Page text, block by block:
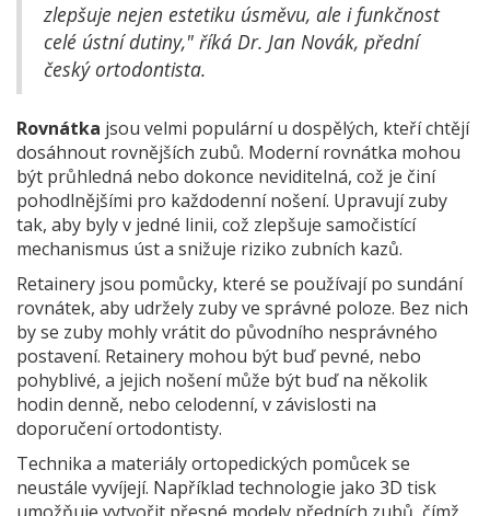
zlepšuje nejen estetiku úsměvu, ale i funkčnost
celé ústní dutiny," říká Dr. Jan Novák, přední
český ortodontista.
Rovnátka jsou velmi populární u dospělých, kteří chtějí
dosáhnout rovnějších zubů. Moderní rovnátka mohou
být průhledná nebo dokonce neviditelná, což je činí
pohodlnějšími pro každodenní nošení. Upravují zuby
tak, aby byly v jedné linii, což zlepšuje samočistící
mechanismus úst a snižuje riziko zubních kazů.
Retainery jsou pomůcky, které se používají po sundání
rovnátek, aby udržely zuby ve správné poloze. Bez nich
by se zuby mohly vrátit do původního nesprávného
postavení. Retainery mohou být buď pevné, nebo
pohyblivé, a jejich nošení může být buď na několik
hodin denně, nebo celodenní, v závislosti na
doporučení ortodontisty.
Technika a materiály ortopedických pomůcek se
neustále vyvíjejí. Například technologie jako 3D tisk